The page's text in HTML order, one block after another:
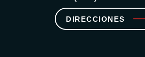
DIRECCIONES